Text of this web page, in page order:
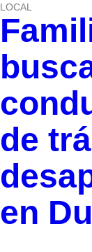
LOCAL
de
en